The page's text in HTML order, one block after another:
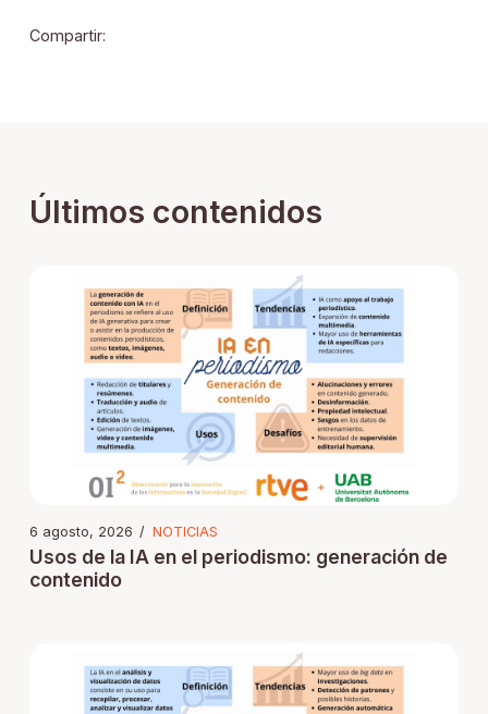
Compartir:
Últimos contenidos
6 agosto, 2026 / NOTICIAS
Usos de la IA en el periodismo: generación de
contenido